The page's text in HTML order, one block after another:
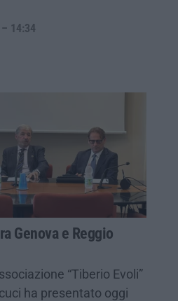
14:34
Genova e Reggio
“Tiberio Evoli”
ha presentato oggi